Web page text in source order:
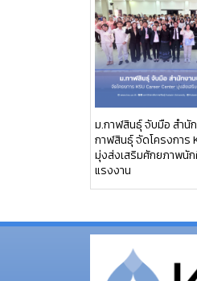
ม.กาฬสินธุ์ จับมือ สำนั
กาฬสินธุ์ จัดโครงการ
มุ่งส่งเสริมศักยภาพนั
แรงงาน